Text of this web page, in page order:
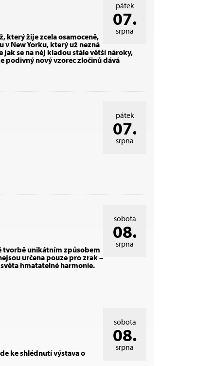
pátek
07.
srpna
který žije zcela osamoceně,
New Yorku, který už nezná
jak se na něj kladou stále větší nároky,
podivný nový vzorec zločinů dává
pátek
07.
srpna
sobota
08.
srpna
tvorbě unikátním způsobem
určena pouze pro zrak –
hmatatelné harmonie.
sobota
08.
srpna
ke shlédnutí výstava o